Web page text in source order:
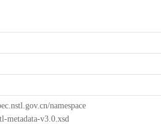
namespace
metadata-v3.0.xsd